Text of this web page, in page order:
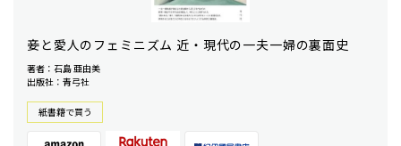
妾と愛人のフェミニズム 近・現代の一夫一婦の裏面史
著者：石島 亜由美
出版社：青弓社
紙書籍で買う